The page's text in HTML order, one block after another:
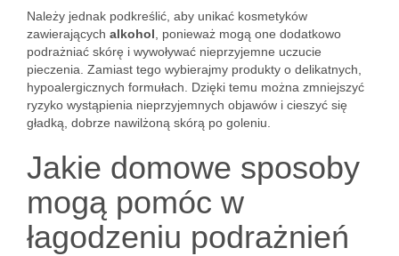
Należy jednak podkreślić, aby unikać kosmetyków
zawierających alkohol , ponieważ mogą one dodatkowo
podrażniać skórę i wywoływać nieprzyjemne uczucie
pieczenia. Zamiast tego wybierajmy produkty o delikatnych,
hypoalergicznych formułach. Dzięki temu można zmniejszyć
ryzyko wystąpienia nieprzyjemnych objawów i cieszyć się
gładką, dobrze nawilżoną skórą po goleniu.
Jakie domowe sposoby
mogą pomóc w
łagodzeniu podrażnień